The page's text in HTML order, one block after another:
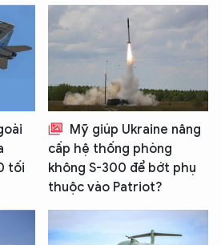
tối
Mỹ giúp Ukraine nâng
cấp hệ thống phòng
không S-300 để bớt phụ
thuộc vào Patriot?
kỳ điều gì bạn cần biết về
nhé. Tôi sẵn sàng hỗ trợ!